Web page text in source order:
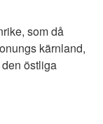
som då
kärnland,
östliga